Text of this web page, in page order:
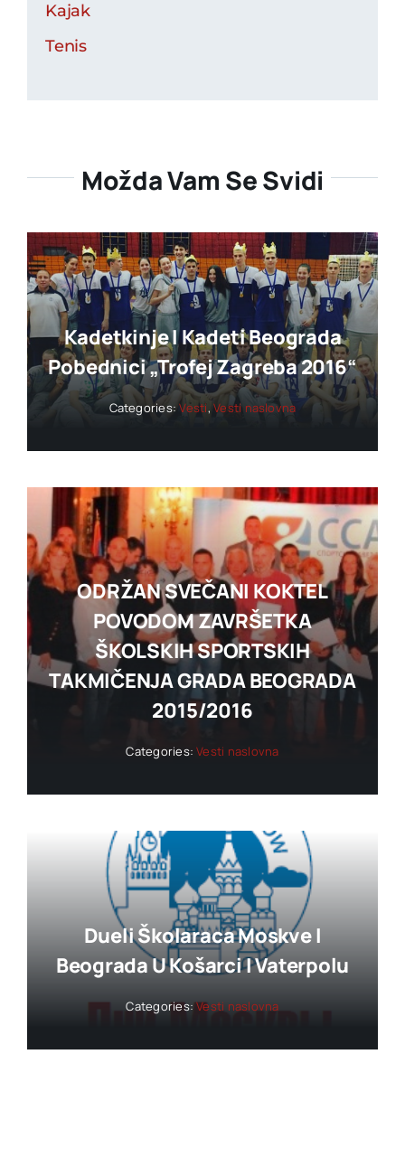
Kajak
Tenis
Možda Vam Se Svidi
Kadetkinje I Kadeti Beograda
Pobednici „trofej Zagreba 2016“
Categories:Vesti,Vesti naslovna
ODRŽAN SVEČANI KOKTEL
POVODOM ZAVRŠETKA
ŠKOLSKIH SPORTSKIH
TAKMIČENJA GRADA BEOGRADA
2015/2016
Categories:Vesti naslovna
Dueli Školaraca Moskve I
Beograda U Košarci I Vaterpolu
Categories:Vesti naslovna